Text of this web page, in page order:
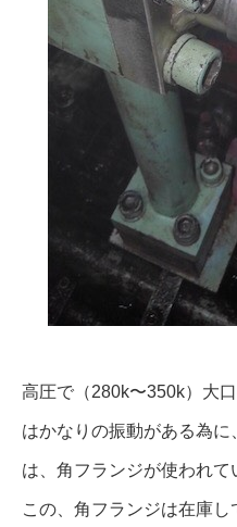
高圧で（280k〜350k）大
はかなりの振動がある為
は、角フランジが使われて
この、角フランジは在庫し